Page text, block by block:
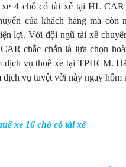
4 chỗ có tài xế tại HL
của khách hàng mà còn
lợi. Với đội ngũ tài xế
chắc chắn là lựa chọn
dịch vụ thuê xe tại TPHCM.
dịch vụ tuyệt vời này ngay hôm
xe 16 chỗ có tài xế